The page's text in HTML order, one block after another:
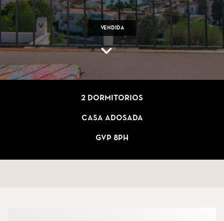
Vendida
2 dormitorios
Casa adosada
GVP 8PH